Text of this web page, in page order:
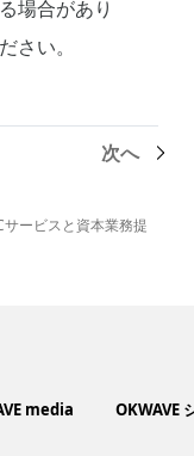
場合があり
さい。
次へ
サービスと資本業務提
media OKWAVE